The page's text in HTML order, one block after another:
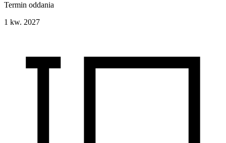
Termin oddania
1 kw. 2027